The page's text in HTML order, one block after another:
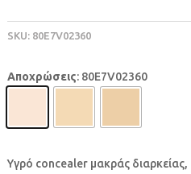
SKU: 80E7V02360
Αποχρώσεις: 80E7V02360
Υγρό concealer μακράς